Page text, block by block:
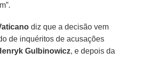
diz que a decisão vem
de inquéritos de acusações
Gulbinowicz, e depois da